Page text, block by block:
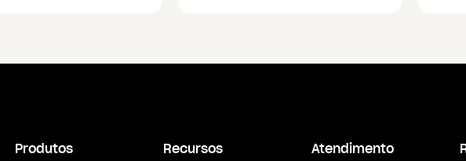
Produtos Recursos Atendimento